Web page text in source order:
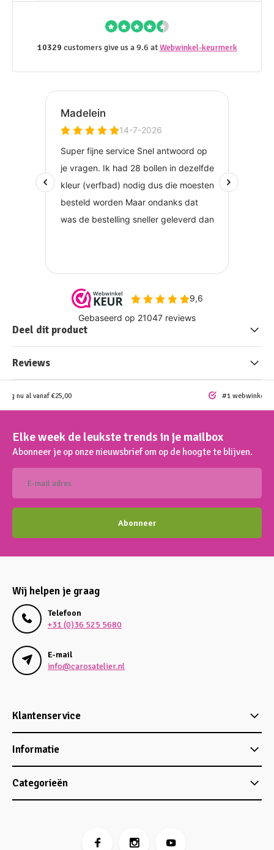
10329 customers give us a 9.6 atWebwinkel-keurmerk
Deel dit product
Reviews
nu al vanaf €25,00 #1 webwinkel
Elke week de leukste trends in je mailbox
Abonneer je op onze nieuwsbrief om op de hoogte te blijven.
Abonneer
Wij helpen je graag
Telefoon
+31 (0)36 525 5680
E-mail
info@carosatelier.nl
Klantenservice
Informatie
Categorieën